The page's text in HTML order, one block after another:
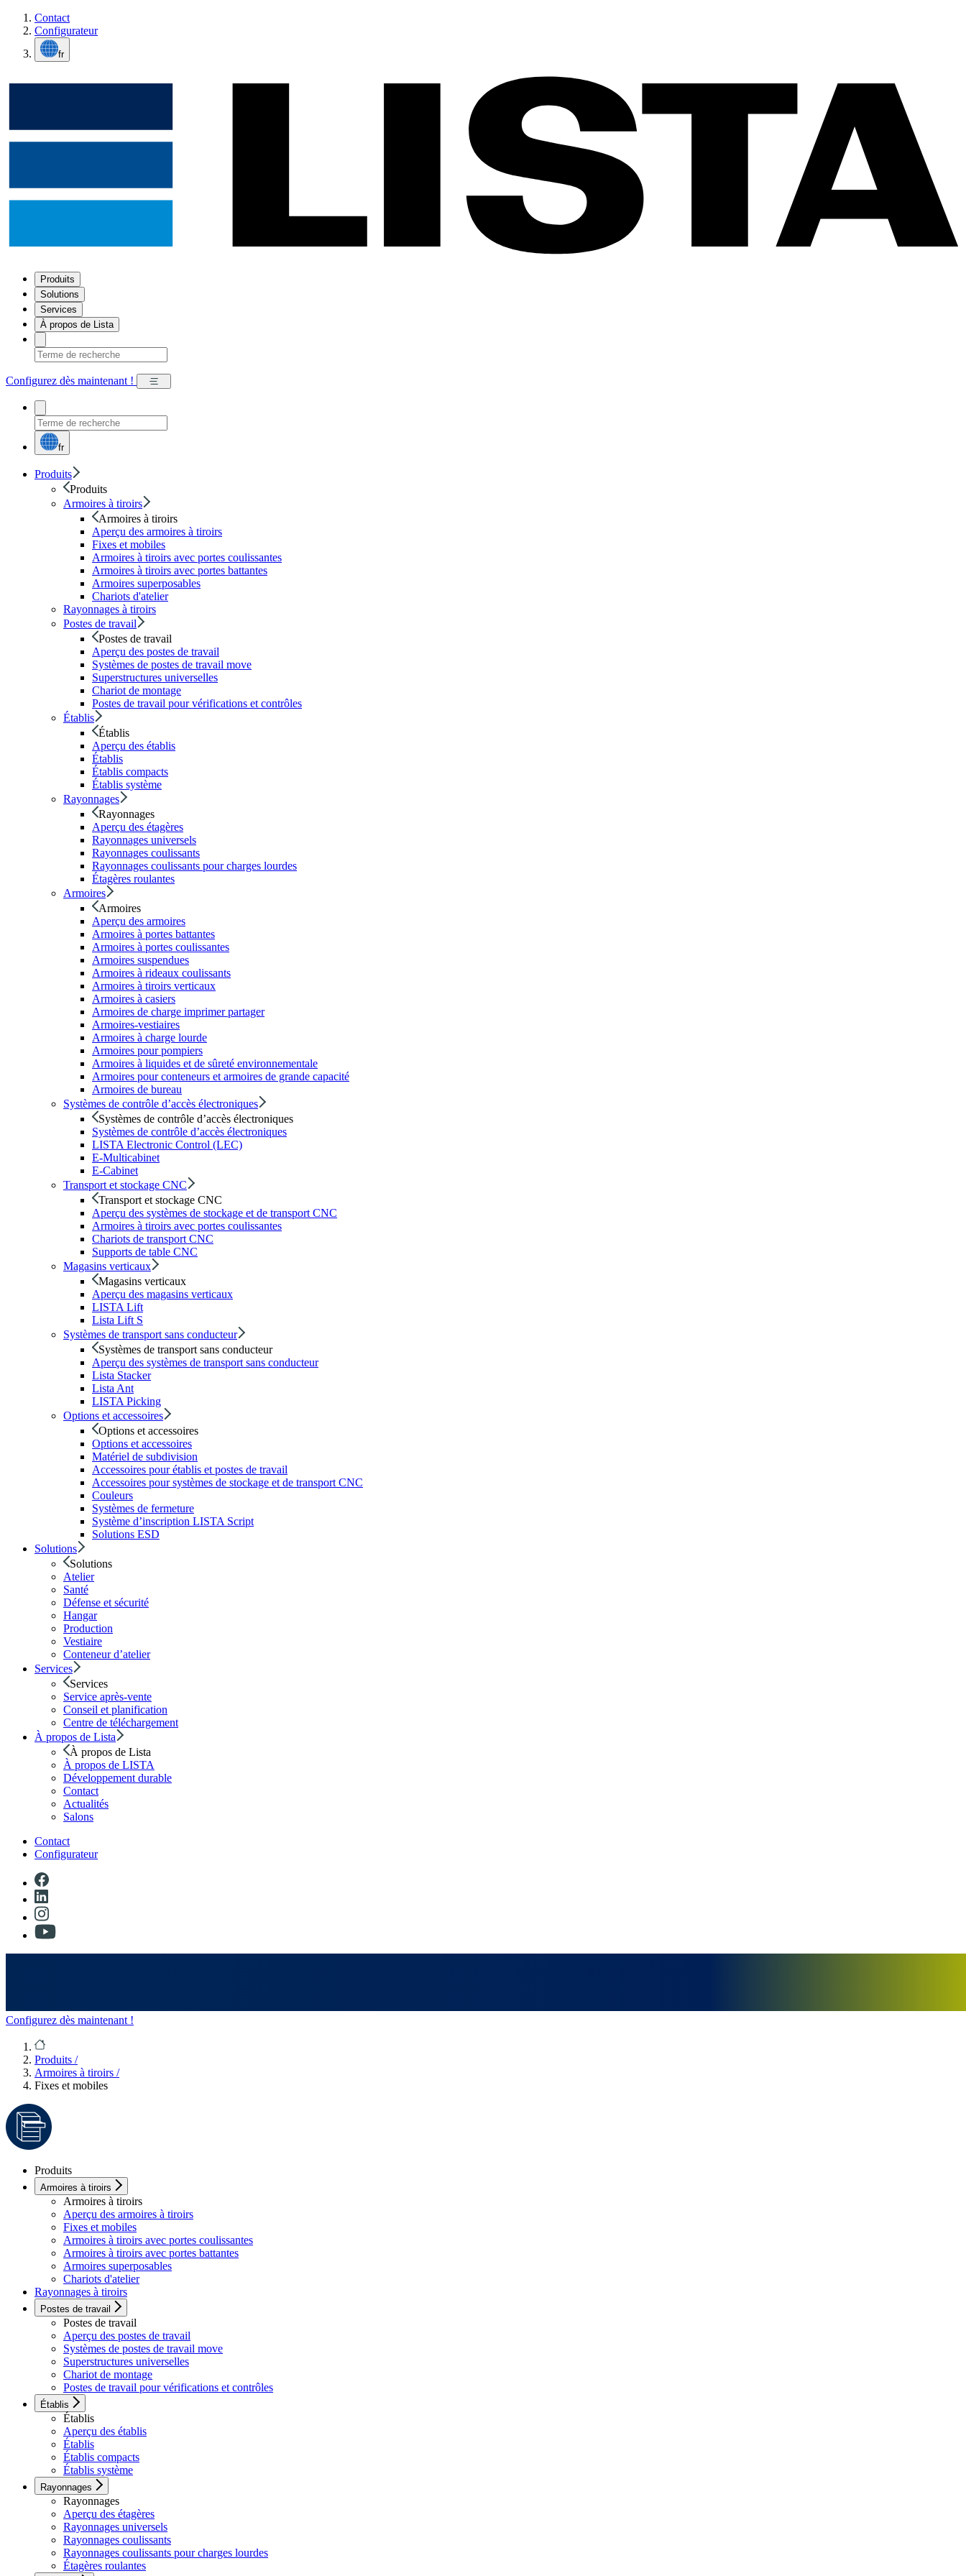
Contact
Configurateur
fr
Produits
Solutions
Services
À propos de Lista
Configurez dès maintenant !
fr
Produits
Produits
Armoires à tiroirs
Armoires à tiroirs
Aperçu des armoires à tiroirs
Fixes et mobiles
Armoires à tiroirs avec portes coulissantes
Armoires à tiroirs avec portes battantes
Armoires superposables
Chariots d'atelier
Rayonnages à tiroirs
Postes de travail
Postes de travail
Aperçu des postes de travail
Systèmes de postes de travail move
Superstructures universelles
Chariot de montage
Postes de travail pour vérifications et contrôles
Établis
Établis
Aperçu des établis
Établis
Établis compacts
Établis système
Rayonnages
Rayonnages
Aperçu des étagères
Rayonnages universels
Rayonnages coulissants
Rayonnages coulissants pour charges lourdes
Étagères roulantes
Armoires
Armoires
Aperçu des armoires
Armoires à portes battantes
Armoires à portes coulissantes
Armoires suspendues
Armoires à rideaux coulissants
Armoires à tiroirs verticaux
Armoires à casiers
Armoires de charge imprimer partager
Armoires-vestiaires
Armoires à charge lourde
Armoires pour pompiers
Armoires à liquides et de sûreté environnementale
Armoires pour conteneurs et armoires de grande capacité
Armoires de bureau
Systèmes de contrôle d’accès électroniques
Systèmes de contrôle d’accès électroniques
Systèmes de contrôle d’accès électroniques
LISTA Electronic Control (LEC)
E-Multicabinet
E-Cabinet
Transport et stockage CNC
Transport et stockage CNC
Aperçu des systèmes de stockage et de transport CNC
Armoires à tiroirs avec portes coulissantes
Chariots de transport CNC
Supports de table CNC
Magasins verticaux
Magasins verticaux
Aperçu des magasins verticaux
LISTA Lift
Lista Lift S
Systèmes de transport sans conducteur
Systèmes de transport sans conducteur
Aperçu des systèmes de transport sans conducteur
Lista Stacker
Lista Ant
LISTA Picking
Options et accessoires
Options et accessoires
Options et accessoires
Matériel de subdivision
Accessoires pour établis et postes de travail
Accessoires pour systèmes de stockage et de transport CNC
Couleurs
Systèmes de fermeture
Système d’inscription LISTA Script
Solutions ESD
Solutions
Solutions
Atelier
Santé
Défense et sécurité
Hangar
Production
Vestiaire
Conteneur d’atelier
Services
Services
Service après-vente
Conseil et planification
Centre de téléchargement
À propos de Lista
À propos de Lista
À propos de LISTA
Développement durable
Contact
Actualités
Salons
Contact
Configurateur
Configurez dès maintenant !
Produits /
Armoires à tiroirs /
Fixes et mobiles
Produits
Armoires à tiroirs
Armoires à tiroirs
Aperçu des armoires à tiroirs
Fixes et mobiles
Armoires à tiroirs avec portes coulissantes
Armoires à tiroirs avec portes battantes
Armoires superposables
Chariots d'atelier
Rayonnages à tiroirs
Postes de travail
Postes de travail
Aperçu des postes de travail
Systèmes de postes de travail move
Superstructures universelles
Chariot de montage
Postes de travail pour vérifications et contrôles
Établis
Établis
Aperçu des établis
Établis
Établis compacts
Établis système
Rayonnages
Rayonnages
Aperçu des étagères
Rayonnages universels
Rayonnages coulissants
Rayonnages coulissants pour charges lourdes
Étagères roulantes